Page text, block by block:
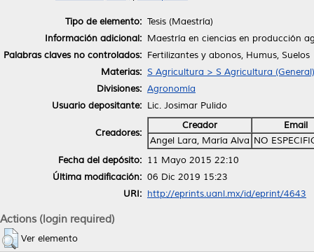
Tipo de elemento: Tesis (Maestría)
Información adicional: Maestría en ciencias en producción
Palabras claves no controlados: Fertilizantes y abonos, Humus, Suelos
Materias: S Agricultura > S Agricultura (General)
Divisiones: Agronomía
Usuario depositante: Lic. Josimar Pulido
Creadores:
Creador
Email
Angel Lara, María Alva NO
Fecha del depósito: 11 Mayo 2015 22:10
Última modificación: 06 Dic 2019 15:23
URI: http://eprints.uanl.mx/id/eprint/4643
Actions (login required)
Ver elemento